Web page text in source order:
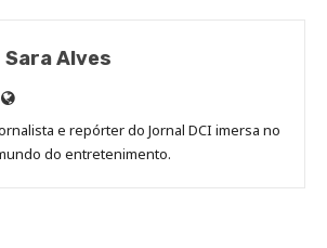
Sara Alves
Site
de
Sara
e repórter do Jornal DCI imersa no
do entretenimento.